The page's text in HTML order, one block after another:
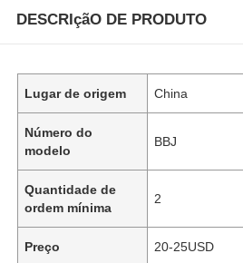
DESCRIçãO DE PRODUTO
Lugar de origem China
Número do
modelo
BBJ
Quantidade de
ordem mínima
2
Preço 20-25USD